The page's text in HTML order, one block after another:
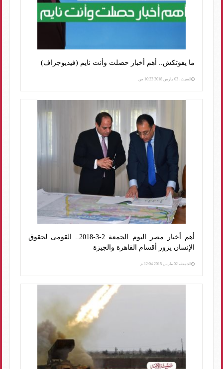
ما يفوتكش.. أهم أخبار حصلت وأنت نايم (فيديوجراف)
السبت، 03 مارس 2018 10:23 ص
أهم أخبار مصر اليوم الجمعة 2-3-2018.. القومى لحقوق
الإنسان يزور أقسام القاهرة والجيزة
الجمعة، 02 مارس 2018 12:04 م